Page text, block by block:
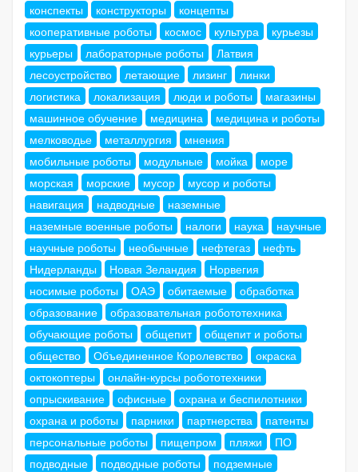
конспекты
конструкторы
концепты
кооперативные роботы
космос культура
курьезы
курьеры
лабораторные роботы
Латвия
лесоустройство
летающие лизинг
линки
логистика
локализация люди и роботы
магазины
машинное обучение
медицина
медицина и роботы
мелководье
металлургия
мнения
мобильные роботы
модульные мойка
море
морская
морские мусор
мусор и роботы
навигация
надводные
наземные
наземные военные роботы
налоги наука
научные
научные роботы
необычные нефтегаз
нефть
Нидерланды
Новая Зеландия
Норвегия
носимые роботы
ОАЭ обитаемые
обработка
образование
образовательная робототехника
обучающие роботы
общепит
общепит и роботы
общество
Объединенное Королевство
окраска
октокоптеры
онлайн-курсы робототехники
опрыскивание
офисные
охрана и беспилотники
охрана и роботы
парники партнерства
патенты
персональные роботы
пищепром пляжи
ПО
подводные
подводные роботы
подземные